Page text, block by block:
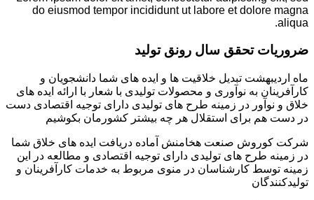
do eiusmod tempor incididunt ut labore et dolore magna
aliqua.
ضروریات تحقق سال رونق تولید
ماه اردیبهشت تبدیل خلاقیت ها و ایده های شما دانشجویان و
کارآفرینان به نوآوری و محصولات تولیدی با شعار با ارائه ایده های
خلاق و نوآور در زمینه طرح های تولیدی دارای توجیه اقتصادی دست
در دست هم برای استقلال هر چه بیشتر کشورمان بکوشیم
شرکت کوروش صنعت هخامنش آماده دریافت ایده های خلاق شما
در زمینه طرح های تولیدی دارای توجیه اقتصادی و مطالعه در این
زمینه توسط کارشناسان در منوی مربوط به خدمات کارآفرینان و
تولیدکنندگان